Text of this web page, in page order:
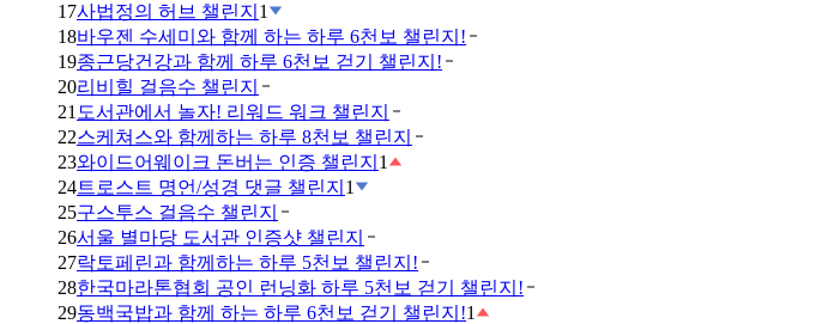
17사법정의 허브 챌린지 1
18바우젠 수세미와 함께 하는 하루 6천보 챌린지!
19종근당건강과 함께 하루 6천보 걷기 챌린지!
20리비힐 걸음수 챌린지
21 도서관에서 놀자! 리워드 워크 챌린지
22스케쳐스와 함께하는 하루 8천보 챌린지
23와이드어웨이크 돈버는 인증 챌린지 1
24트로스트 명언/성경 댓글 챌린지 1
25구스투스 걸음수 챌린지
26서울 별마당 도서관 인증샷 챌린지
27락토페린과 함께하는 하루 5천보 챌린지!
28한국마라톤협회 공인 런닝화 하루 5천보 걷기 챌린지!
29동백국밥과 함께 하는 하루 6천보 걷기 챌린지!1